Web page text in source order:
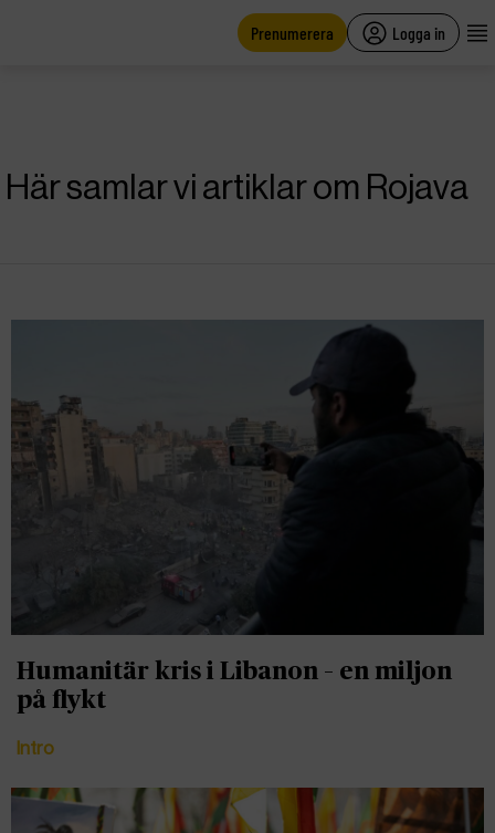
Prenumerera Logga in
Här samlar vi artiklar om Rojava
Humanitär kris i Libanon – en miljon
på flykt
Intro